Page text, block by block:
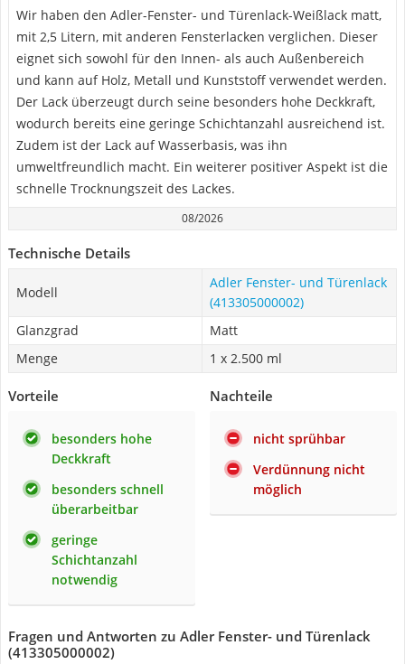
Wir haben den Adler-Fenster- und Türenlack-Weißlack matt,
mit 2,5 Litern, mit anderen Fensterlacken verglichen. Dieser
eignet sich sowohl für den Innen- als auch Außenbereich
und kann auf Holz, Metall und Kunststoff verwendet werden.
Der Lack überzeugt durch seine besonders hohe Deckkraft,
wodurch bereits eine geringe Schichtanzahl ausreichend ist.
Zudem ist der Lack auf Wasserbasis, was ihn
umweltfreundlich macht. Ein weiterer positiver Aspekt ist die
schnelle Trocknungszeit des Lackes.
08/2026
Technische Details
Modell
Adler Fenster- und Türenlack
(413305000002)
Glanzgrad
Matt
Menge
1 x 2.500 ml
Vorteile
besonders hohe
Deckkraft
besonders schnell
überarbeitbar
geringe
Schichtanzahl
notwendig
Nachteile
nicht sprühbar
Verdünnung nicht
möglich
Fragen und Antworten zu Adler Fenster- und Türenlack
(413305000002)